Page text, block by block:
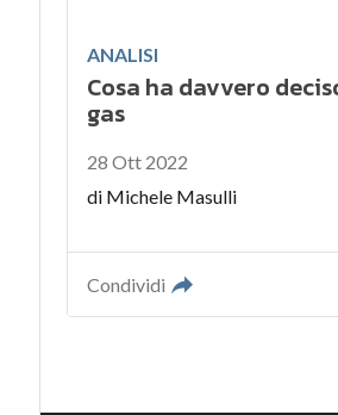
ANALISI
Cosa ha davvero
gas
28 Ott 2022
di Michele Masulli
Condividi